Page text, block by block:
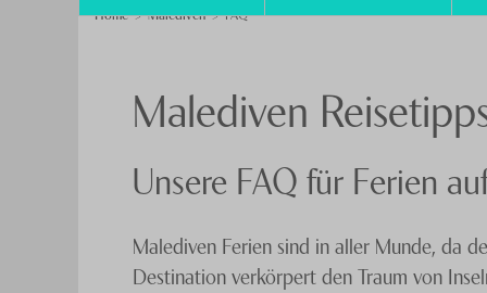
Home Malediven FAQ
Malediven
Unsere FAQ für Ferien
Malediven Ferien sind in aller Munde, da
Destination verkörpert den Traum von